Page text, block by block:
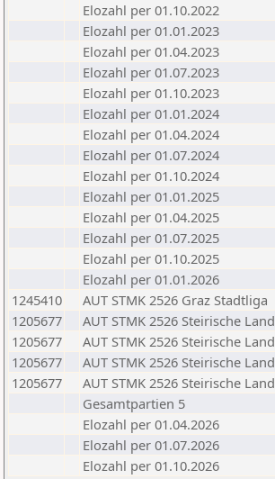
Elozahl per 01.10.2022
Elozahl per 01.01.2023
Elozahl per 01.04.2023
Elozahl per 01.07.2023
Elozahl per 01.10.2023
Elozahl per 01.01.2024
Elozahl per 01.04.2024
Elozahl per 01.07.2024
Elozahl per 01.10.2024
Elozahl per 01.01.2025
Elozahl per 01.04.2025
Elozahl per 01.07.2025
Elozahl per 01.10.2025
Elozahl per 01.01.2026
1245410
AUT STMK 2526 Graz Stadtliga
1205677
AUT STMK 2526 Steirische
1205677
AUT STMK 2526 Steirische
1205677
AUT STMK 2526 Steirische
1205677
AUT STMK 2526 Steirische
Gesamtpartien 5
Elozahl per 01.04.2026
Elozahl per 01.07.2026
Elozahl per 01.10.2026